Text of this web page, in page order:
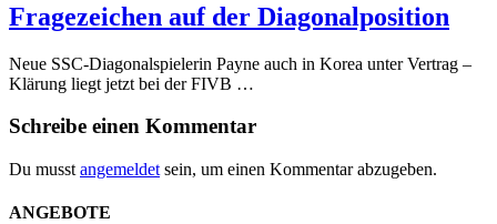
Fragezeichen auf der Diagonalposition
Neue SSC-Diagonalspielerin Payne auch in Korea unter Vertrag –
Klärung liegt jetzt bei der FIVB …
Schreibe einen Kommentar
Du musst angemeldet sein, um einen Kommentar abzugeben.
ANGEBOTE